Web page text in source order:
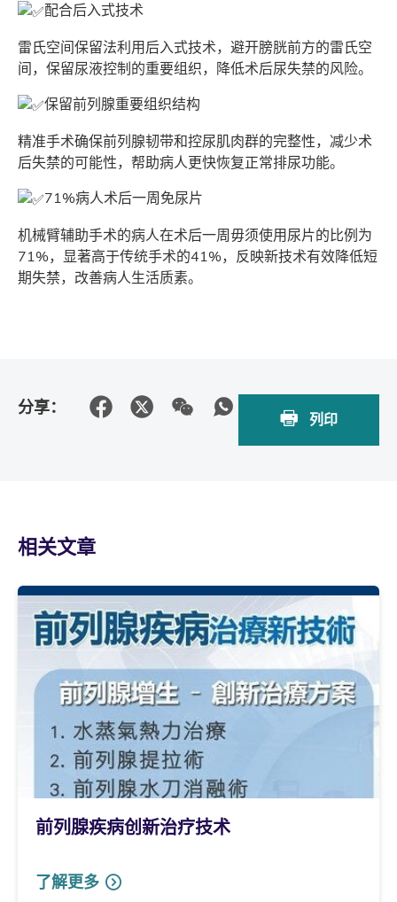
配合后入式技术
雷氏空间保留法利用后入式技术，避开膀胱前方的雷氏空
间，保留尿液控制的重要组织，降低术后尿失禁的风险。
保留前列腺重要组织结构
精准手术确保前列腺韧带和控尿肌肉群的完整性，减少术
后失禁的可能性，帮助病人更快恢复正常排尿功能。
71%病人术后一周免尿片
机械臂辅助手术的病人在术后一周毋须使用尿片的比例为
71%，显著高于传统手术的41%，反映新技术有效降低短
期失禁，改善病人生活质素。
分享：
列印
相关文章
前列腺疾病创新治疗技术
了解更多